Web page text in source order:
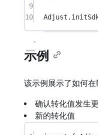
9
10
Adjust.
示例
该示例展示了如何在
确认转化值发生
新的转化值